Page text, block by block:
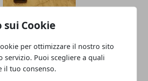
sui Cookie
per ottimizzare il nostro sito
servizio. Puoi scegliere a quali
il tuo consenso.
l’industria orafa: